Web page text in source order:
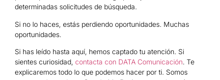
determinadas solicitudes de búsqueda.
Si no lo haces, estás perdiendo oportunidades. Muchas
oportunidades.
Si has leído hasta aquí, hemos captado tu atención. Si
sientes curiosidad, contacta con DATA Comunicación. Te
explicaremos todo lo que podemos hacer por ti. Somos